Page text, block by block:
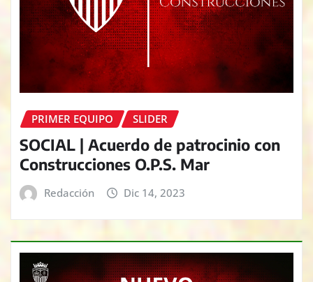
PRIMER EQUIPO SLIDER
SOCIAL | Acuerdo de patrocinio con
Construcciones O.P.S. Mar
Redacción Dic 14, 2023